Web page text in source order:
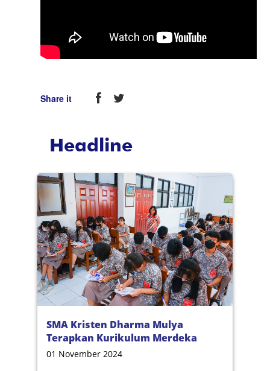
Share it
Headline
SMA Kristen Dharma Mulya
Terapkan Kurikulum Merdeka
Berbasis HOTS
01 November 2024